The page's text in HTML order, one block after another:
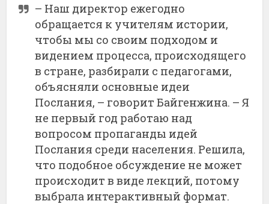
– Наш директор ежегодно
обращается к учителям истории,
чтобы мы со своим подходом и
видением процесса, происходящего
в стране, разбирали с педагогами,
объясняли основные идеи
Послания, – говорит Байгенжина. – Я
не первый год работаю над
вопросом пропаганды идей
Послания среди населения. Решила,
что подобное обсуждение не может
происходит в виде лекций, потому
выбрала интерактивный формат.